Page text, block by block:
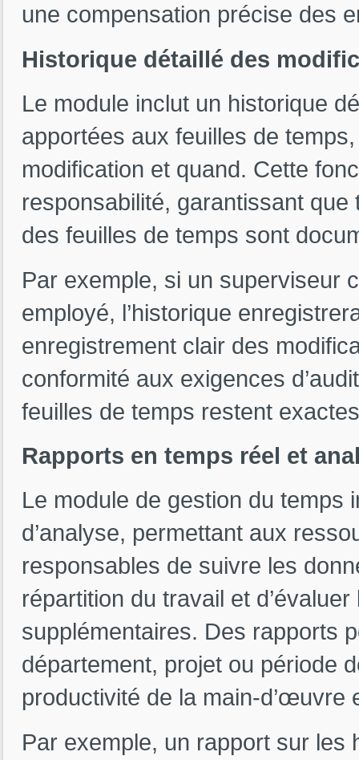
une compensation précise des
Historique détaillé des
Le module inclut un historique
apportées aux feuilles de
modification et quand. Cette
responsabilité, garantissant
des feuilles de temps sont
Par exemple, si un superviseur
employé, l’historique
enregistrement clair des
conformité aux exigences
feuilles de temps restent
Rapports en temps réel et
Le module de gestion du temps
d’analyse, permettant aux
responsables de suivre les
répartition du travail et
supplémentaires. Des rapports
département, projet ou période
productivité de la main-d’œuvre
Par exemple, un rapport sur les